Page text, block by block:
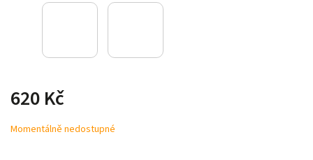
620 Kč
Momentálně nedostupné